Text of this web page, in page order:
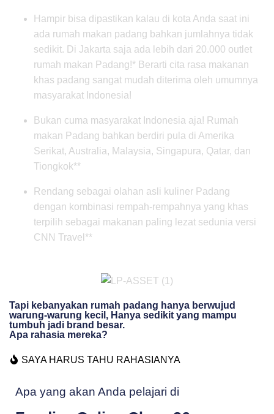
Hampir bisa dipastikan kalau di kota Anda saat ini
ada rumah makan padang bahkan jumlahnya tidak
sedikit. Di Jakarta saja ada lebih dari 20.000 outlet
rumah makan Padang!* Berarti cita rasa makanan
khas padang sangat mudah diterima oleh umumnya
masyarakat Indonesia!
Bukan cuma masyarakat Indonesia aja! Rumah
makan Padang bahkan berdiri pula di Amerika
Serikat, Australia, Malaysia, Singapura, Qatar, dan
Tiongkok**
Rendang sebagai olahan asli kuliner Padang
dengan kombinasi rempah-rempahnya yang khas
terpilih sebagai makanan paling lezat sedunia versi
CNN Travel**
Tapi kebanyakan rumah padang hanya berwujud
warung-warung kecil, Hanya sedikit yang mampu
tumbuh jadi brand besar.
Apa rahasia mereka?
SAYA HARUS TAHU RAHASIANYA
Apa yang akan Anda pelajari di